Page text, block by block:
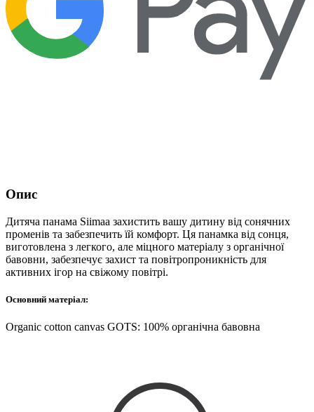
Опис
Дитяча панама Siimaa захистить вашу дитину від сонячних
променів та забезпечить їй комфорт. Ця панамка від сонця,
виготовлена з легкого, але міцного матеріалу з органічної
бавовни, забезпечує захист та повітропроникність для
активних ігор на свіжому повітрі.
Основний матеріал:
Organic cotton canvas GOTS: 100% органічна бавовна